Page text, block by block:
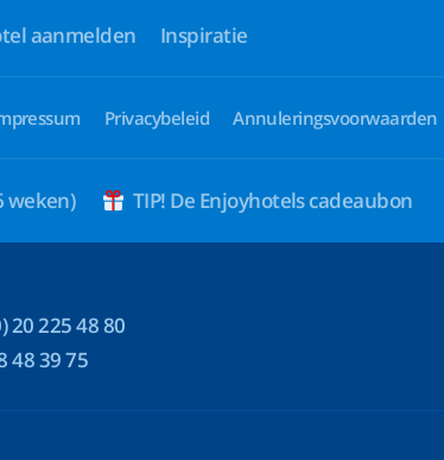
aanmelden Inspiratie
Privacybeleid Annuleringsvoorwaarden
weken) TIP! De Enjoyhotels cadeaubon
20 225 48 80
48 39 75